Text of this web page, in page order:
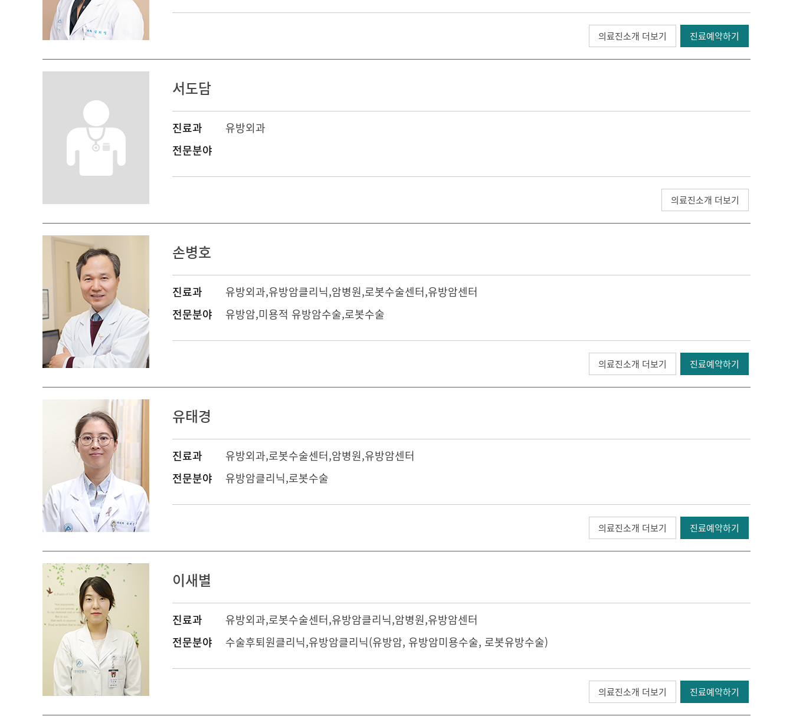
의료진소개 더보기 진료예약하기
서도담
진료과
유방외과
전문분야
의료진소개 더보기
손병호
진료과 유방외과,유방암클리닉,암병원,로봇수술센터,유방암센터
전문분야
유방암,미용적 유방암수술,로봇수술
의료진소개 더보기 진료예약하기
유태경
진료과 유방외과,로봇수술센터,암병원,유방암센터
전문분야
유방암클리닉,로봇수술
의료진소개 더보기 진료예약하기
이새별
진료과 유방외과,로봇수술센터,유방암클리닉,암병원,유방암센터
전문분야
수술후퇴원클리닉,유방암클리닉(유방암, 유방암미용수술, 로봇유방수술)
의료진소개 더보기 진료예약하기